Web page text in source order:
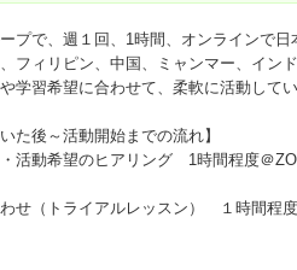
プで、週１回、1時間、オンラインで日
フィリピン、中国、ミャンマー、イン
学習希望に合わせて、柔軟に活動してい
た後～活動開始までの流れ】
活動希望のヒアリング 1時間程度＠
せ（トライアルレッスン） １時間程